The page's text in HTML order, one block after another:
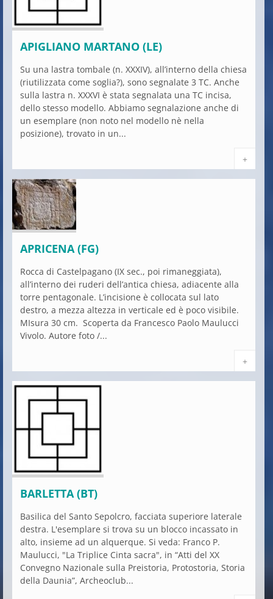
APIGLIANO MARTANO (LE)
Su una lastra tombale (n. XXXIV), all’interno della chiesa
(riutilizzata come soglia?), sono segnalate 3 TC. Anche
sulla lastra n. XXXVI è stata segnalata una TC incisa,
dello stesso modello. Abbiamo segnalazione anche di
un esemplare (non noto nel modello nè nella
posizione), trovato in un...
+
APRICENA (FG)
Rocca di Castelpagano (IX sec., poi rimaneggiata),
all’interno dei ruderi dell’antica chiesa, adiacente alla
torre pentagonale. L’incisione è collocata sul lato
destro, a mezza altezza in verticale ed è poco visibile.
MIsura 30 cm. Scoperta da Francesco Paolo Maulucci
Vivolo. Autore foto /...
+
BARLETTA (BT)
Basilica del Santo Sepolcro, facciata superiore laterale
destra. L'esemplare si trova su un blocco incassato in
alto, insieme ad un alquerque. Si veda: Franco P.
Maulucci, "La Triplice Cinta sacra", in “Atti del XX
Convegno Nazionale sulla Preistoria, Protostoria, Storia
della Daunia”, Archeoclub...